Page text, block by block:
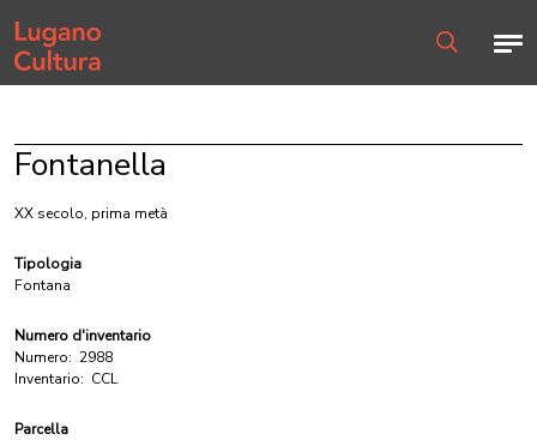
Home page
Fontanella
XX secolo, prima metà
Tipologia
Fontana
Numero d'inventario
Numero: 2988
Inventario: CCL
Parcella